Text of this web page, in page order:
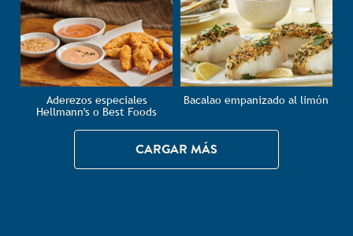
Aderezos especiales
Hellmann's o Best Foods
Bacalao empanizado al limón
CARGAR MÁS